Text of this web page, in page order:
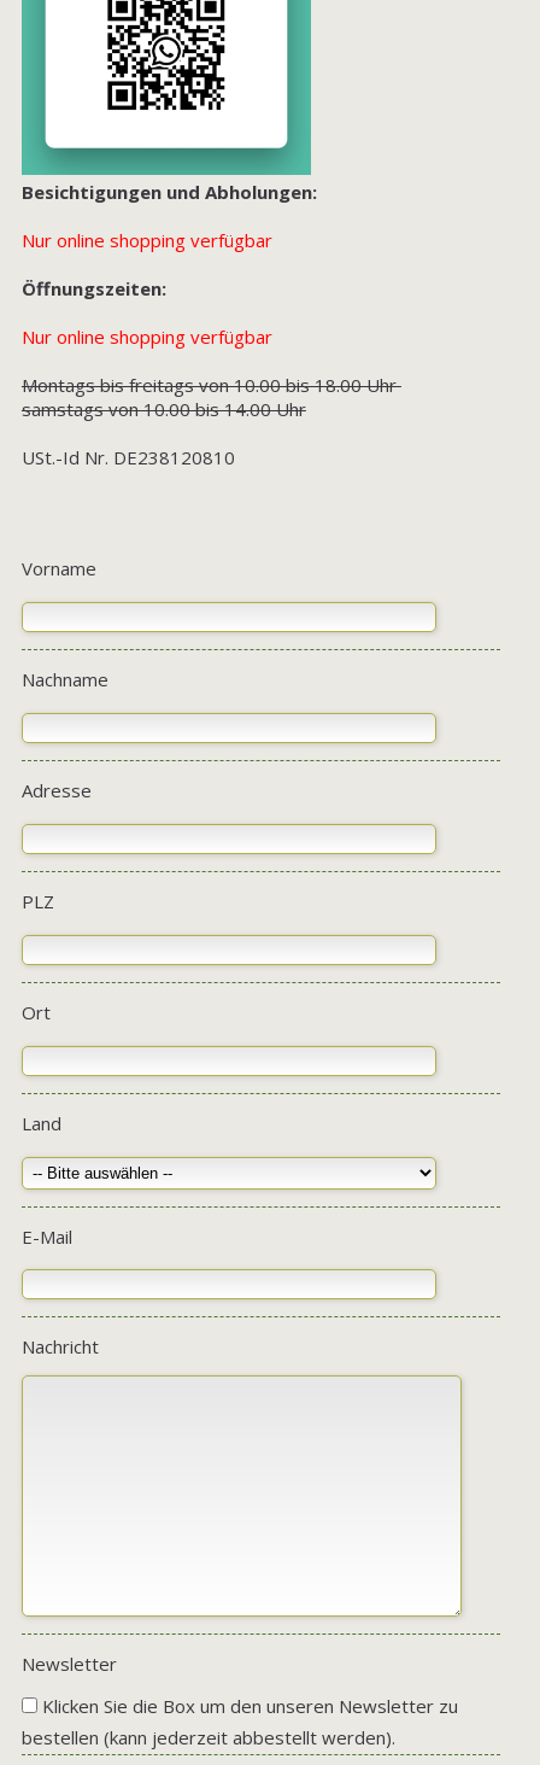
Besichtigungen und Abholungen:
Nur online shopping verfügbar
Öffnungszeiten:
Nur online shopping verfügbar
Montags bis freitags von 10.00 bis 18.00 Uhr
samstags von 10.00 bis 14.00 Uhr
USt.-Id Nr. DE238120810
Vorname
Nachname
Adresse
PLZ
Ort
Land
E-Mail
Nachricht
Newsletter
Klicken Sie die Box um den unseren Newsletter zu
bestellen (kann jederzeit abbestellt werden).